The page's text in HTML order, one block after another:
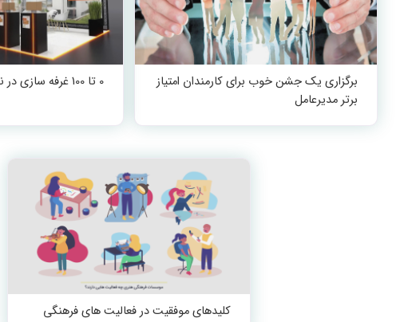
برگزاری یک جشن خوب برای کارمندان امتیاز
برتر مدیرعامل
0 تا 100 غرفه سازی در نمایشگاه
کلیدهای موفقیت در فعالیت های فرهنگی